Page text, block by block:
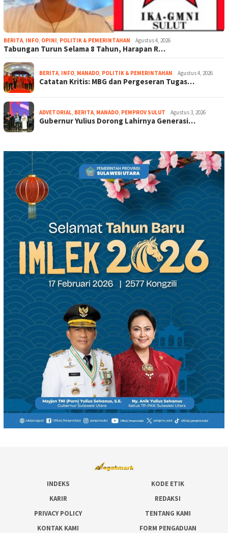
BERITA, INFO, OPINI, POLITIK & PEMERINTAHAN Agustus 4, 2026
Tabungan Turun Selama 8 Tahun, Harapan R…
BERITA, INFO, MANADO, POLITIK & PEMERINTAHAN Agustus 4, 2026
Catatan Kritis: MBG dan Pergeseran Tugas…
ADVETORIAL, BERITA, MANADO, PEMPROV SULUT Agustus 3, 2026
Gubernur Yulius Dorong Lahirnya Generasi…
INDEKS
KODE ETIK
KARIR
REDAKSI
PRIVACY POLICY
TENTANG KAMI
KONTAK KAMI
FORM PENGADUAN